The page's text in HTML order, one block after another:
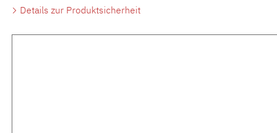
Details zur Produktsicherheit